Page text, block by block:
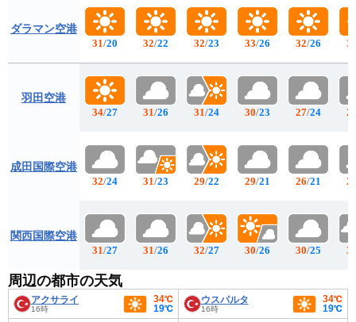
ダラマン空港
羽田空港
成田国際空港
関西国際空港
31/20
34/27
32/24
31/27
32/22
31/26
31/23
31/26
32/23
31/24
29/22
32/27
33/26
30/23
29/21
30/26
32/26
27/24
26/21
30/25
周辺の都市の天気
アクサライ
16時
34℃
19℃
ウスパルタ
16時
34℃
19℃